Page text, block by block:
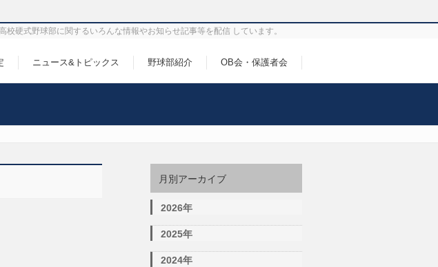
硬式野球部に関するいろんな情報やお知らせ記事等を配信 しています。
ニュース&トピックス 野球部紹介 OB会・保護者会
月別アーカイブ
2026年
2025年
2024年